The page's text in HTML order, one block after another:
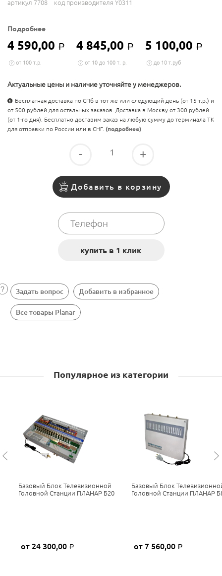
артикул 7708 код производителя Y0311
Подробнее
4 590,00 Р 4 845,00 Р 5 100,00 Р
от 100 т.р. от 10 до 100 т. р. до 10 т.руб
Актуальные цены и наличие уточняйте у менеджеров.
Бесплатная доставка по СПб в тот же или следующий день (от 15 т.р.) и
от 500 рублей для остальных заказов. Доставка в Москву от 300 рублей
(от 1-го дня). Бесплатно доставим заказ на любую сумму до терминала ТК
для отправки по России или в СНГ. (подробнее)
- +
Добавить в корзину
Задать вопрос Добавить в избранное
Все товары Planar
Популярное из категории
Базовый Блок Телевизионной
Головной Станции ПЛАНАР Б20
от 24 300,00 Р
Базовый Блок
Головной Станции ПЛАНАР
от 7 560,00 Р